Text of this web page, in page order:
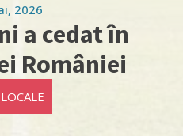
2026
a cedat în
României